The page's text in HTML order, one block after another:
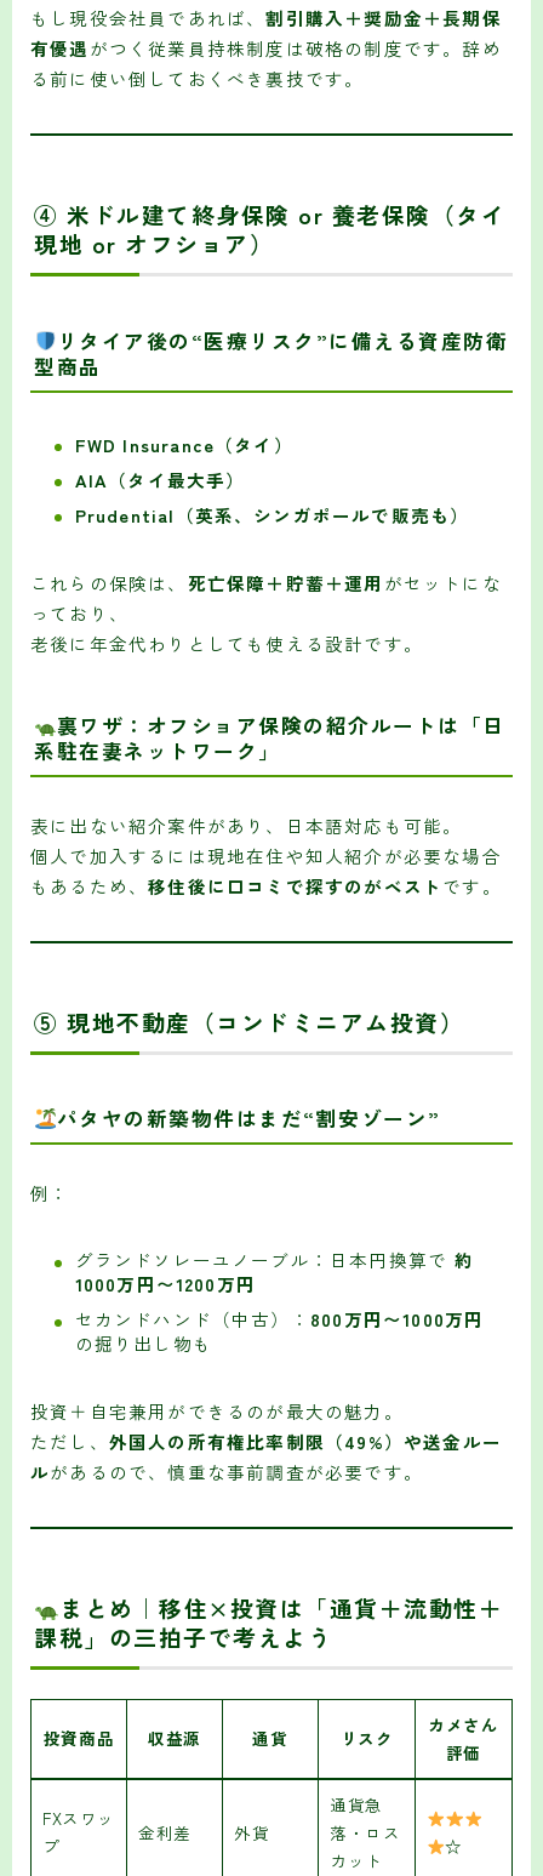
もし現役会社員であれば、割引購入＋奨励金＋長期保
有優遇がつく従業員持株制度は破格の制度です。辞め
る前に使い倒しておくべき裏技です。
④ 米ドル建て終身保険 or 養老保険（タイ
現地 or オフショア）
リタイア後の“医療リスク”に備える資産防衛
型商品
FWD Insurance（タイ）
AIA（タイ最大手）
Prudential（英系、シンガポールで販売も）
これらの保険は、 死亡保障＋貯蓄＋運用 がセットにな
っており、
老後に年金代わりとしても使える設計です。
裏ワザ：オフショア保険の紹介ルートは「日
系駐在妻ネットワーク」
表に出ない紹介案件があり、日本語対応も可能。
個人で加入するには現地在住や知人紹介が必要な場合
もあるため、移住後に口コミで探すのがベスト です。
⑤ 現地不動産（コンドミニアム投資）
パタヤの新築物件はまだ“割安ゾーン”
例：
グランドソレーユノーブル：日本円換算で 約
1000万円〜1200万円
セカンドハンド（中古）： 800万円〜1000万円
の掘り出し物も
投資＋自宅兼用ができるのが最大の魅力。
ただし、 外国人の所有権比率制限（49%）や送金ルー
ルがあるので、慎重な事前調査が必要です。
まとめ｜移住×投資は「通貨＋流動性＋
課税」の三拍子で考えよう
投資商品 収益源 通貨 リスク
カメさん
評価
FXスワッ
プ
金利差 外貨
通貨急
落・ロス
カット
☆